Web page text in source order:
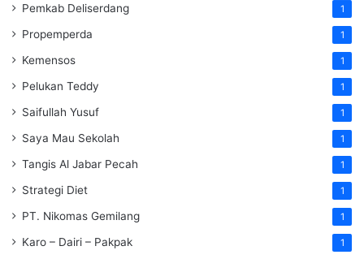
Pemkab Deliserdang 1
Propemperda 1
Kemensos 1
Pelukan Teddy 1
Saifullah Yusuf 1
Saya Mau Sekolah 1
Tangis Al Jabar Pecah 1
Strategi Diet 1
PT. Nikomas Gemilang 1
Karo – Dairi – Pakpak 1